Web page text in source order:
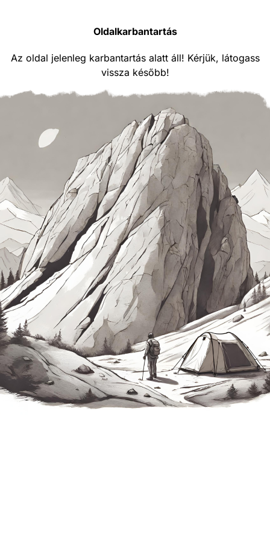
Oldalkarbantartás
Az oldal jelenleg karbantartás alatt áll! Kérjük, látogass
vissza később!